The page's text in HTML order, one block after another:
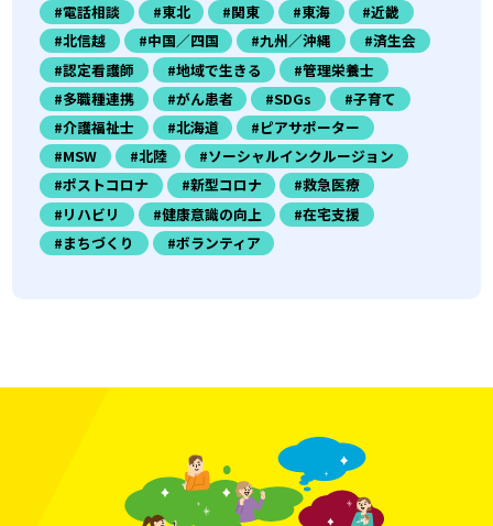
#電話相談
#東北 #関東 #東海
#近畿
#北信越
#中国／四国 #九州／沖縄
#済生会
#認定看護師
#地域で生きる
#管理栄養士
#多職種連携
#がん患者 #SDGs
#子育て
#介護福祉士
#北海道
#ピアサポーター
#MSW
#北陸
#ソーシャルインクルージョン
#ポストコロナ
#新型コロナ
#救急医療
#リハビリ
#健康意識の向上
#在宅支援
#まちづくり
#ボランティア